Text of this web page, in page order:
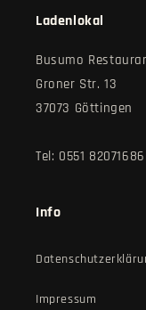
Ladenlokal
Busumo
Groner Str. 13
37073 Göttingen
Tel: 0551 82071686
Info
Impressum